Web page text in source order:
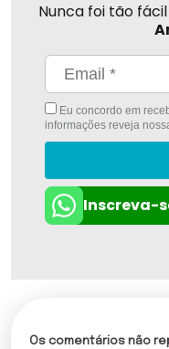
Nunca foi tão
Eu concordo em
informações reveja
Inscreva-
Os comentários não